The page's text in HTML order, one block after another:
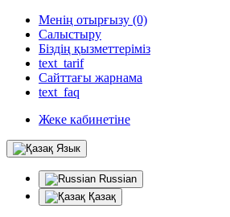
Менің отырғызу (0)
Салыстыру
Біздің қызметтеріміз
text_tarif
Сайттағы жарнама
text_faq
Жеке кабинетіне
Язык
Russian
Қазақ